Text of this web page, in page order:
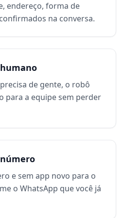
endereço, forma de
na conversa.
de gente, o robô
para a equipe sem perder
e sem app novo para o
o WhatsApp que você já